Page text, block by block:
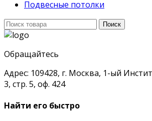
Подвесные потолки
Поиск
для:
Поиск
Обращайтесь
Адрес: 109428, г. Москва, 1-ый
3, стр. 5, оф. 424
Найти его быстро